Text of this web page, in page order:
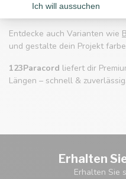
sehr reißfest und vielseitig.
Entdecke auch Varianten wie
und gestalte dein Projekt
123Paracord liefert dir
Längen – schnell & zuverlässig.
Erhalten
Erhalten Sie